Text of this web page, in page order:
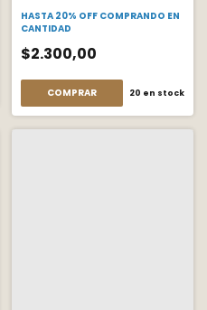
HASTA 20% OFF COMPRANDO EN
CANTIDAD
$2.300,00
COMPRAR 20 en stock